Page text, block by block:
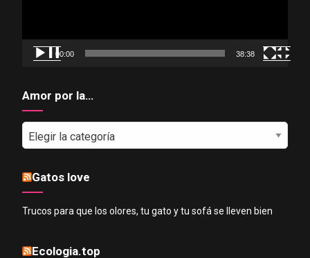
00:00 38:38
Amor por la…
por
Gatos love
Trucos para que los olores, tu gato y tu sofá se lleven bien
Ecologia.top